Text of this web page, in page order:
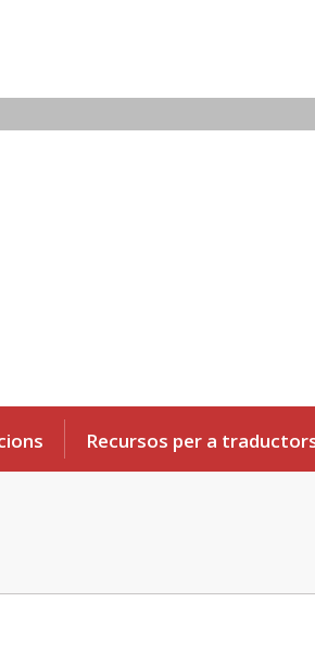
Recursos per a